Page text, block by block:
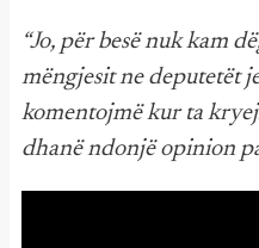
“Jo, për besë nuk kam
mëngjesit ne deputetët
komentojmë kur ta
dhanë ndonjë opinion